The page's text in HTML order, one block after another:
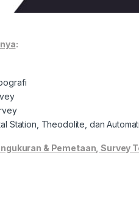
:
Station, Theodolite, dan
& Pemetaan, Survey